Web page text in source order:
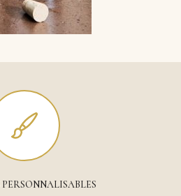
PERSONNALISABLES